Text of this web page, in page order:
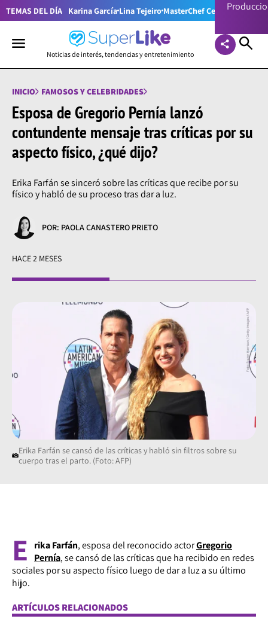
TEMAS DEL DÍA Karina García Lina Tejeiro MasterChef Celebrity
Noticias de interés, tendencias y entretenimiento
INICIO FAMOSOS Y CELEBRIDADES
Esposa de Gregorio Pernía lanzó
contundente mensaje tras críticas por su
aspecto físico, ¿qué dijo?
Erika Farfán se sinceró sobre las críticas que recibe por su
físico y habló de su proceso tras dar a luz.
POR: PAOLA CANASTERO PRIETO
HACE 2 MESES
Erika Farfán se cansó de las críticas y habló sin filtros sobre su
cuerpo tras el parto. (Foto: AFP)
E rika Farfán, esposa del reconocido actorGregorio
Pernía, se cansó de las críticas que ha recibido en redes
sociales por su aspecto físico luego de dar a luz a su último
hijo.
ARTÍCULOS RELACIONADOS